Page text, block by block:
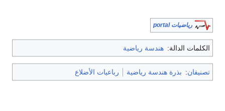
رياضيات portal
الكلمات الدالة: هندسة رياضية
تصنيفان: بذرة هندسة رياضية رباعيات الأضلاع